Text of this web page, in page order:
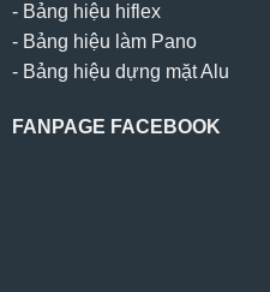
- Bảng hiệu hiflex
- Bảng hiệu làm Pano
- Bảng hiệu dựng mặt Alu
FANPAGE FACEBOOK